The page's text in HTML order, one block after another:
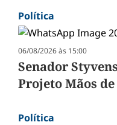
Política
06/08/2026 às 15:00
Senador
Projeto Mãos
Política